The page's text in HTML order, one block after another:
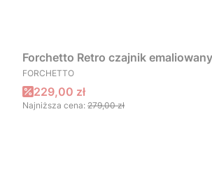
Forchetto Retro czajnik
PRODUCENT
FORCHETTO
Cena promocyjna
229,00 zł
Najniższa cena: 279,00 zł